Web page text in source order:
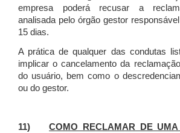
empresa poderá recusar a
analisada pelo órgão gestor
15 dias.
A prática de qualquer das condutas
implicar o cancelamento da
do usuário, bem como o
ou do gestor.
11)COMO RECLAMAR DE